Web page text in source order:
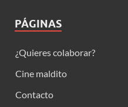
PÁGINAS
¿Quieres colaborar?
Cine maldito
Contacto